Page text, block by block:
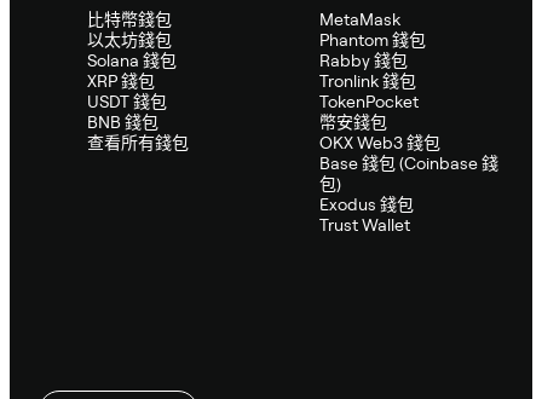
比特幣錢包
以太坊錢包
Solana 錢包
XRP 錢包
USDT 錢包
BNB 錢包
查看所有錢包
MetaMask
Phantom 錢包
Rabby 錢包
Tronlink 錢包
TokenPocket
幣安錢包
OKX Web3 錢包
Base 錢包 (Coinbase 錢
包)
Exodus 錢包
Trust Wallet